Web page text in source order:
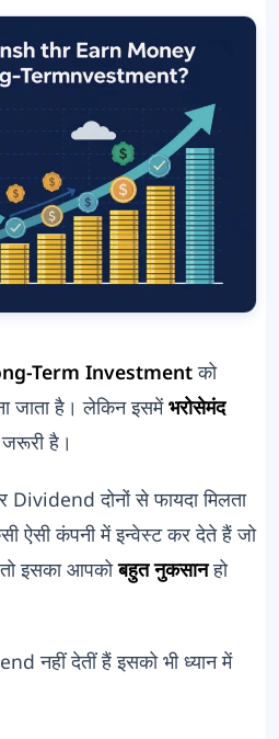
Term Investmentको
जाता है। लेकिन इसमेंभरोसेमंद
है।
दोनों से फायदा मिलता
ऐसी कंपनी में इन्वेस्ट कर देते हैं जो
इसका आपकोबहुत नुकसानहो
नहीं देतीं हैं इसको भी ध्यान में